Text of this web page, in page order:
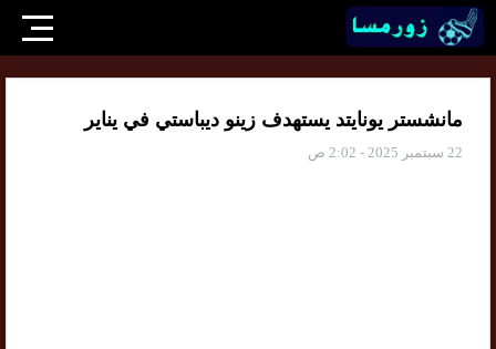
مانشستر يونايتد يستهدف زينو ديباستي في يناير
22 سبتمبر 2025 - 2:02 ص